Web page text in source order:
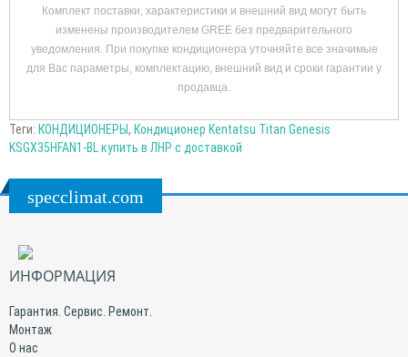
Комплект поставки, характеристики и внешний вид могут быть
изменены производителем GREE без предварительного
уведомления. При покупке кондиционера уточняйте все значимые
для Вас параметры, комплектацию, внешний вид и сроки гарантии у
продавца.
Теги: КОНДИЦИОНЕРЫ, Кондиционер Kentatsu Titan Genesis
KSGX35HFAN1-BL купить в ЛНР с доставкой
specclimat.com
ИНФОРМАЦИЯ
Гарантия. Сервис. Ремонт.
Монтаж
О нас